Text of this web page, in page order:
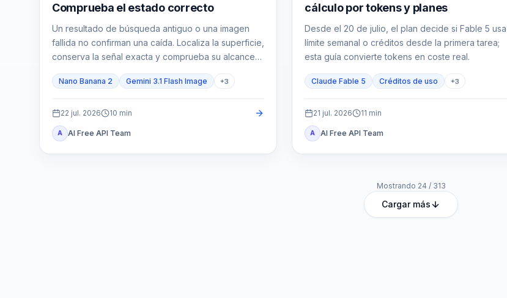
Comprueba el estado correcto
Un resultado de búsqueda antiguo o una imagen
fallida no confirman una caída. Localiza la superficie,
conserva la señal exacta y comprueba su alcance
Nano Banana 2 Gemini 3.1 Flash Image +3
22 jul. 2026 10 min
A AI Free API Team
cálculo por tokens y planes
Desde el 20 de julio, el plan decide si Fable 5 usa
límite semanal o créditos desde la primera tarea;
esta guía convierte tokens en coste real.
Claude Fable 5 Créditos de uso +3
21 jul. 2026 11 min
A AI Free API Team
Mostrando 24 / 313
Cargar más